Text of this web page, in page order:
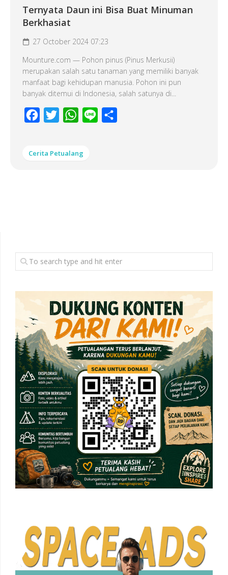
Ternyata Daun ini Bisa Buat Minuman
Berkhasiat
27 October 2024 07:23
Mounture.com — Pohon pinus (Pinus Merkusii)
merupakan salah satu tanaman yang memiliki banyak
manfaat bagi kehidupan manusia. Pohon ini pun
banyak ditemui di Indonesia, salah satunya di...
Facebook
Twitter WhatsApp
Line
Cerita Petualang